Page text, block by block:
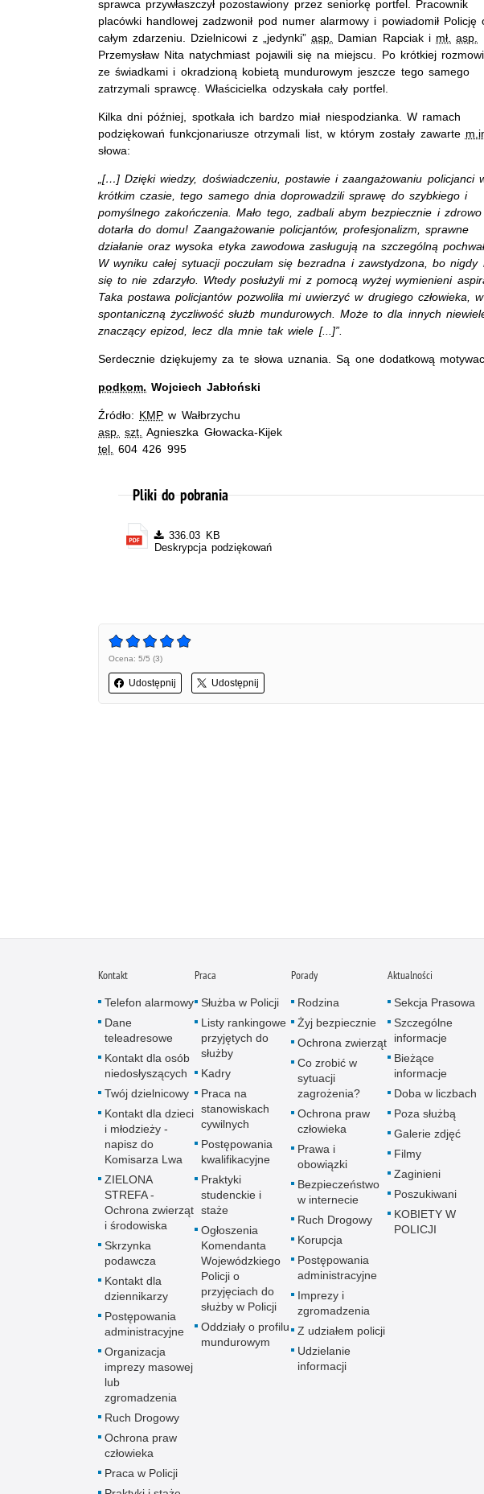
sprawca przywłaszczył pozostawiony przez seniorkę portfel. Pracownik
placówki handlowej zadzwonił pod numer alarmowy i powiadomił Policję
całym zdarzeniu. Dzielnicowi z „jedynki”asp. Damian Rapciak i mł.
asp.
Przemysław Nita natychmiast pojawili się na miejscu. Po krótkiej
ze świadkami i okradzioną kobietą mundurowym jeszcze tego samego
zatrzymali sprawcę. Właścicielka odzyskała cały portfel.
Kilka dni później, spotkała ich bardzo miał niespodzianka. W ramach
podziękowań funkcjonariusze otrzymali list, w którym zostały zawarte
słowa:
[…] Dzięki wiedzy, doświadczeniu, postawie i zaangażowaniu policjanci
krótkim czasie, tego samego dnia doprowadzili sprawę do szybkiego i
pomyślnego zakończenia. Mało tego, zadbali abym bezpiecznie i zdrowo
dotarła do domu! Zaangażowanie policjantów, profesjonalizm, sprawne
działanie oraz wysoka etyka zawodowa zasługują na szczególną
W wyniku całej sytuacji poczułam się bezradna i zawstydzona, bo nigdy
się to nie zdarzyło. Wtedy posłużyli mi z pomocą wyżej wymienieni
Taka postawa policjantów pozwoliła mi uwierzyć w drugiego człowieka, w
spontaniczną życzliwość służb mundurowych. Może to dla innych
znaczący epizod, lecz dla mnie tak wiele [...]”.
Serdecznie dziękujemy za te słowa uznania. Są one dodatkową
podkom. Wojciech Jabłoński
Źródło: KMP w Wałbrzychu
asp.
szt. Agnieszka Głowacka-Kijek
tel.
604 426 995
Pliki do pobrania
336.03 KB
Deskrypcja podziękowań
Ocena: 5/5 (3)
Udostępnij Udostępnij
Kontakt
Telefon alarmowy
Dane
teleadresowe
Kontakt dla osób
niedosłyszących
Twój dzielnicowy
Kontakt dla dzieci
i młodzieży -
napisz do
Komisarza Lwa
ZIELONA
STREFA -
Ochrona zwierząt
i środowiska
Skrzynka
podawcza
Kontakt dla
dziennikarzy
Postępowania
administracyjne
Organizacja
imprezy masowej
lub
zgromadzenia
Ruch Drogowy
Ochrona praw
człowieka
Praca w Policji
Praca
Służba w Policji
Listy rankingowe
przyjętych do
służby
Kadry
Praca na
stanowiskach
cywilnych
Postępowania
kwalifikacyjne
Praktyki
studenckie i
staże
Ogłoszenia
Komendanta
Wojewódzkiego
Policji o
przyjęciach do
służby w Policji
Oddziały o profilu
mundurowym
Porady
Rodzina
Żyj bezpiecznie
Ochrona zwierząt
Co zrobić w
sytuacji
zagrożenia?
Ochrona praw
człowieka
Prawa i
obowiązki
Bezpieczeństwo
w internecie
Ruch Drogowy
Korupcja
Postępowania
administracyjne
Imprezy i
zgromadzenia
Z udziałem policji
Udzielanie
informacji
Aktualności
Sekcja Prasowa
Szczególne
informacje
Bieżące
informacje
Doba w liczbach
Poza służbą
Galerie zdjęć
Filmy
Zaginieni
Poszukiwani
KOBIETY W
POLICJI